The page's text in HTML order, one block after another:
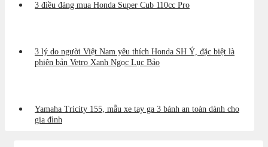
3 điều đáng mua Honda Super Cub 110cc Pro
3 lý do người Việt Nam yêu thích Honda SH Ý, đặc biệt là
phiên bản Vetro Xanh Ngọc Lục Bảo
Yamaha Tricity 155, mẫu xe tay ga 3 bánh an toàn dành cho
gia đình